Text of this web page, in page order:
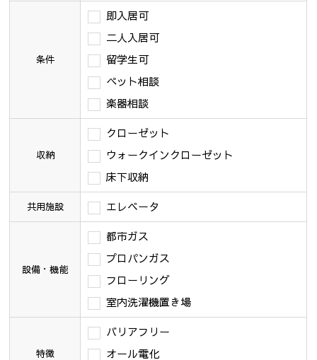
条件
即入居可
二人入居可
留学生可
ペット相談
楽器相談
収納
クローゼット
ウォークインクローゼット
床下収納
共用施設 エレベータ
設備・機能
都市ガス
プロパンガス
フローリング
室内洗濯機置き場
特徴
バリアフリー
オール電化